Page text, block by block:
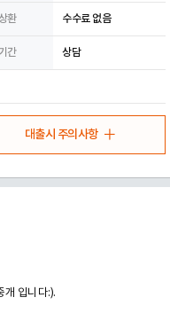
환 수수료 없음
간 상담
대출시 주의사항
개 입니다:).